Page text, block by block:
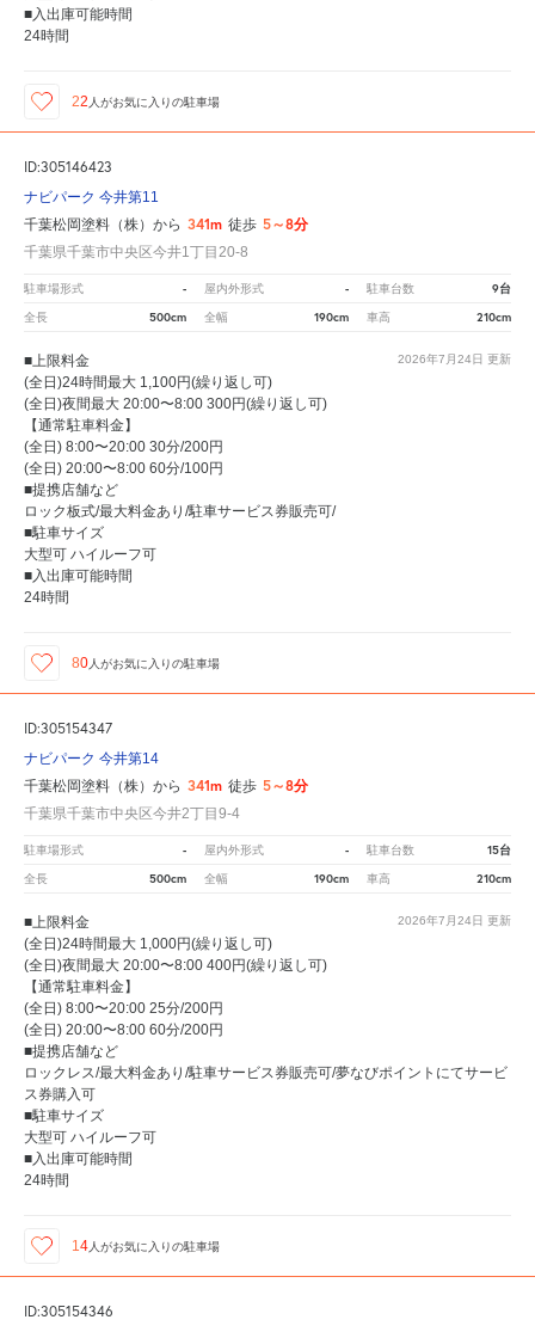
■入出庫可能時間
24時間
22 人がお気に入りの駐車場
ID:305146423
ナビパーク 今井第11
千葉松岡塗料（株）から 341m 徒歩 5～8分
千葉県千葉市中央区今井1丁目20-8
駐車場形式 - 屋内外形式 - 駐車台数 9台
全長 500cm 全幅 190cm 車高 210cm
2026年7月24日 更新
■上限料金
(全日)24時間最大 1,100円(繰り返し可)
(全日)夜間最大 20:00〜8:00 300円(繰り返し可)
【通常駐車料金】
(全日) 8:00〜20:00 30分/200円
(全日) 20:00〜8:00 60分/100円
■提携店舗など
ロック板式/最大料金あり/駐車サービス券販売可/
■駐車サイズ
大型可 ハイルーフ可
■入出庫可能時間
24時間
80 人がお気に入りの駐車場
ID:305154347
ナビパーク 今井第14
千葉松岡塗料（株）から 341m 徒歩 5～8分
千葉県千葉市中央区今井2丁目9-4
駐車場形式 - 屋内外形式 - 駐車台数 15台
全長 500cm 全幅 190cm 車高 210cm
2026年7月24日 更新
■上限料金
(全日)24時間最大 1,000円(繰り返し可)
(全日)夜間最大 20:00〜8:00 400円(繰り返し可)
【通常駐車料金】
(全日) 8:00〜20:00 25分/200円
(全日) 20:00〜8:00 60分/200円
■提携店舗など
ロックレス/最大料金あり/駐車サービス券販売可/夢なびポイントにてサービ
ス券購入可
■駐車サイズ
大型可 ハイルーフ可
■入出庫可能時間
24時間
14 人がお気に入りの駐車場
ID:305154346